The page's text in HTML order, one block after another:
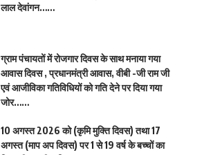
लाल देवांगन……
ग्राम पंचायतों में रोजगार दिवस के साथ मनाया गया
आवास दिवस , प्रधानमंत्री आवास, वीबी -जी राम जी
एवं आजीविका गतिविधियों को गति देने पर दिया गया
जोर……
10 अगस्त 2026 को (कृमि मुक्ति दिवस) तथा 17
अगस्त (माप अप दिवस) पर 1 से 19 वर्ष के बच्चों का